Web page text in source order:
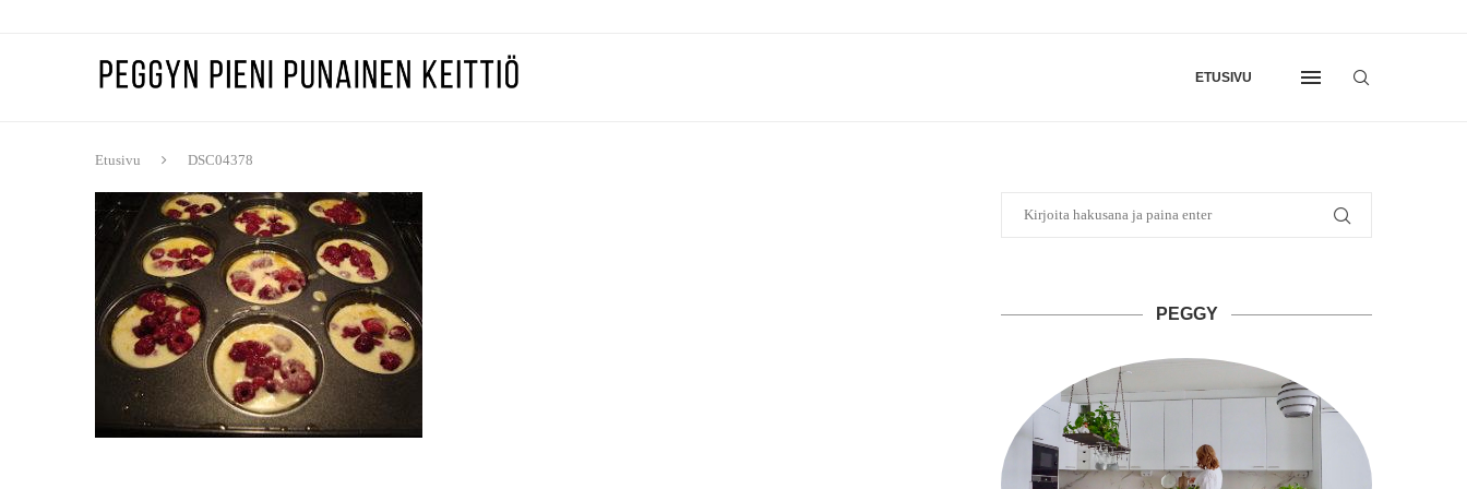
ETUSIVU
Etusivu DSC04378
PEGGY